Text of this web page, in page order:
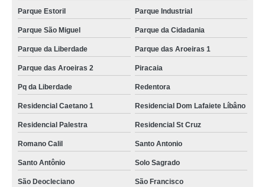
Parque Estoril Parque Industrial
Parque São Miguel Parque da Cidadania
Parque da Liberdade Parque das Aroeiras 1
Parque das Aroeiras 2 Piracaia
Pq da Liberdade Redentora
Residencial Caetano 1 Residencial Dom Lafaiete Líbâno
Residencial Palestra Residencial St Cruz
Romano Calil Santo Antonio
Santo Antônio Solo Sagrado
São Deocleciano São Francisco